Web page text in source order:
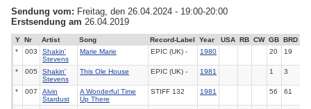
Sendung vom: Freitag, den 26.04.2024 - 19:00-20:00
Erstsendung am 26.04.2019
Y Nr Artist Song Record-Label Year USA RB CW GB BRD
*
003
Shakin'
Stevens
Marie Marie EPIC (UK) - 1980 20 19
* 005
Shakin'
Stevens
This Ole House EPIC (UK) - 1981 1 3
* 007
Alvin
Stardust
A Wonderful Time
Up There
STIFF 132 1981 56 61